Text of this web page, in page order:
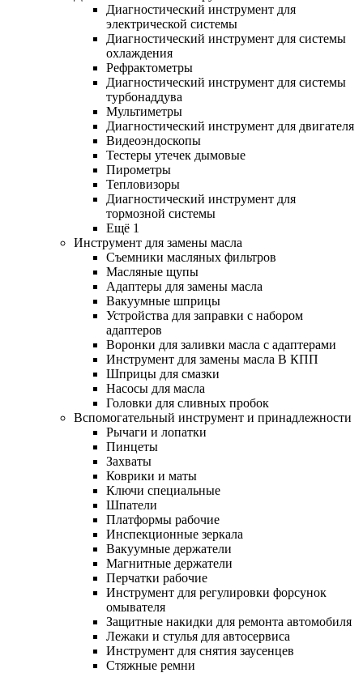
Диагностический инструмент для
электрической системы
Диагностический инструмент для системы
охлаждения
Рефрактометры
Диагностический инструмент для системы
турбонаддува
Мультиметры
Диагностический инструмент для двигателя
Видеоэндоскопы
Тестеры утечек дымовые
Пирометры
Тепловизоры
Диагностический инструмент для
тормозной системы
Ещё 1
Инструмент для замены масла
Съемники масляных фильтров
Масляные щупы
Адаптеры для замены масла
Вакуумные шприцы
Устройства для заправки с набором
адаптеров
Воронки для заливки масла с адаптерами
Инструмент для замены масла В КПП
Шприцы для смазки
Насосы для масла
Головки для сливных пробок
Вспомогательный инструмент и принадлежности
Рычаги и лопатки
Пинцеты
Захваты
Коврики и маты
Ключи специальные
Шпатели
Платформы рабочие
Инспекционные зеркала
Вакуумные держатели
Магнитные держатели
Перчатки рабочие
Инструмент для регулировки форсунок
омывателя
Защитные накидки для ремонта автомобиля
Лежаки и стулья для автосервиса
Инструмент для снятия заусенцев
Стяжные ремни